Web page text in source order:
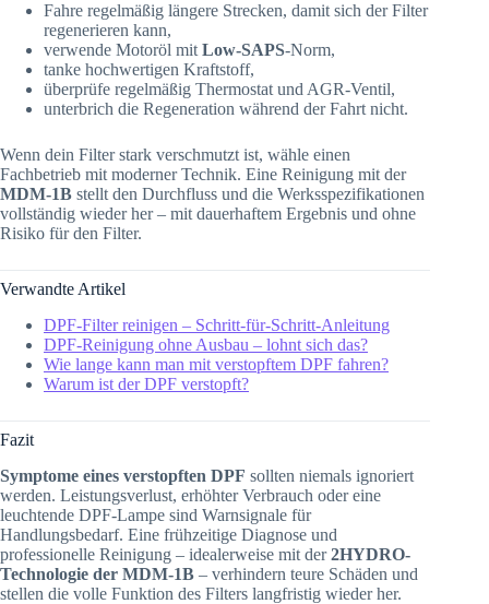
Fahre regelmäßig längere Strecken, damit sich der Filter
regenerieren kann,
verwende Motoröl mit Low-SAPS-Norm,
tanke hochwertigen Kraftstoff,
überprüfe regelmäßig Thermostat und AGR-Ventil,
unterbrich die Regeneration während der Fahrt nicht.
Wenn dein Filter stark verschmutzt ist, wähle einen
Fachbetrieb mit moderner Technik. Eine Reinigung mit der
MDM-1B stellt den Durchfluss und die Werksspezifikationen
vollständig wieder her – mit dauerhaftem Ergebnis und ohne
Risiko für den Filter.
Verwandte Artikel
DPF-Filter reinigen – Schritt-für-Schritt-Anleitung
DPF-Reinigung ohne Ausbau – lohnt sich das?
Wie lange kann man mit verstopftem DPF fahren?
Warum ist der DPF verstopft?
Fazit
Symptome eines verstopften DPF sollten niemals ignoriert
werden. Leistungsverlust, erhöhter Verbrauch oder eine
leuchtende DPF-Lampe sind Warnsignale für
Handlungsbedarf. Eine frühzeitige Diagnose und
professionelle Reinigung – idealerweise mit der2HYDRO-
Technologie der MDM-1B – verhindern teure Schäden und
stellen die volle Funktion des Filters langfristig wieder her.